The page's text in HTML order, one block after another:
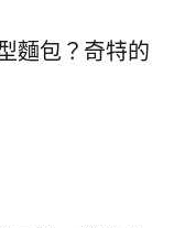
麵包？奇特的